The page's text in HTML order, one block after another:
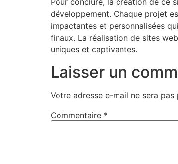
Pour conclure, la création de ce
développement. Chaque projet
impactantes et personnalisées
finaux. La réalisation de sites
uniques et captivantes.
Laisser un
Votre adresse e-mail ne sera pas
Commentaire *